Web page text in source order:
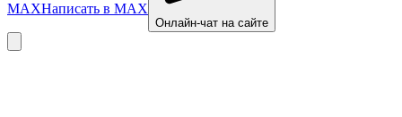
MAXНаписать в MAX
Онлайн-чат на сайте